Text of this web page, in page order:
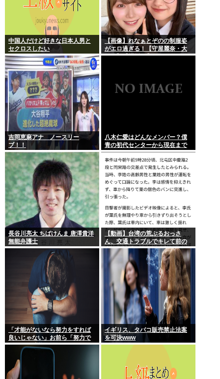
中国人だけど好きな日本人男と
セクロスしたい
【画像】れなぁとぞのの制服姿
がエロ過ぎる！【守屋麗奈・大
園玲】【櫻坂46】
吉岡恵麻アナ ノースリー
ブ！！
八木仁愛はどんなメンバー？僕
青の初代センターから現在まで
の活動を紹介
長谷川亮太 ちばけんま 唐澤貴洋
無能弁護士
【動画】台湾の荒ぶるおっさ
ん、交通トラブルでキレて前の
車の運転手をナイフで斬りつけ
るも壮絶な返り討ちにあう
「才能がないなら努力をすれば
良いじゃない」お前ら「努力で
きるのも才能だよ」←は？
イギリス、タバコ販売禁止法案
を可決www